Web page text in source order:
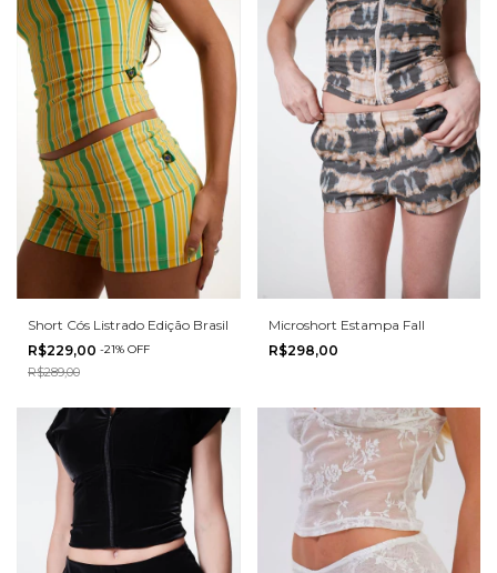
Short Cós Listrado Edição Brasil
R$229,00 -21% OFF
R$289,00
Microshort Estampa Fall
R$298,00